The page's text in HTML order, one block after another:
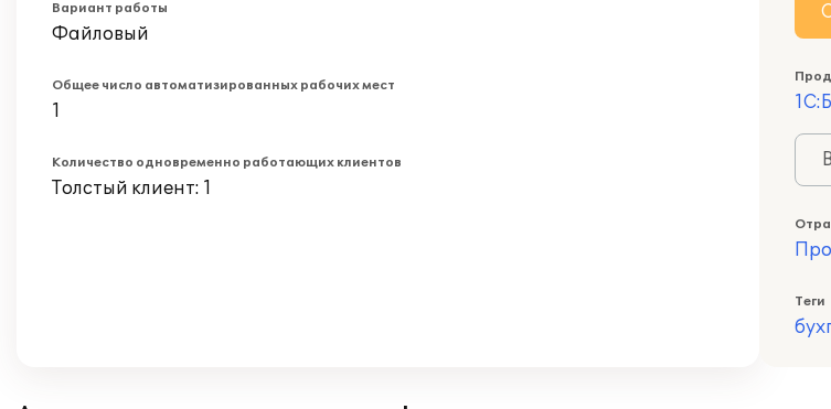
Вариант работы
Файловый
Общее число автоматизированных рабочих мест
1
Количество одновременно работающих клиентов
Толстый клиент: 1
Теги